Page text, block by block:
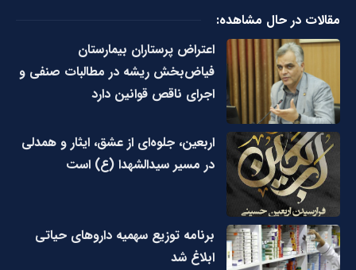
مقالات در حال مشاهده:
اعتراض پرستاران بیمارستان
فیاض‌بخش ریشه در مطالبات صنفی و
اجرای ناقص قوانین دارد
اربعین، جلوه‌ای از عشق، ایثار و همدلی
در مسیر سیدالشهدا (ع) است
برنامه توزیع سهمیه داروهای حیاتی
ابلاغ شد